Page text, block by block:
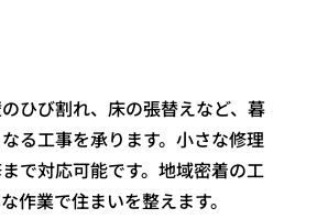
ひび割れ、床の張替えなど、暮
る工事を承ります。小さな修理
で対応可能です。地域密着の工
作業で住まいを整えます。